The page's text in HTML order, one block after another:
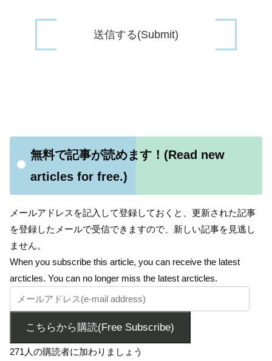
無料で記事が読めます！(Read new
articles for free.)
メールアドレスを記入して登録しておくと、更新された記事
を登録したメールで受信できますので、新しい記事を見逃し
ません。
When you subscribe this article, you can receive the latest
arcticles. You can no longer miss the latest arcticles.
こちらから購読(Free Subscribe)
271人の購読者に加わりましょう